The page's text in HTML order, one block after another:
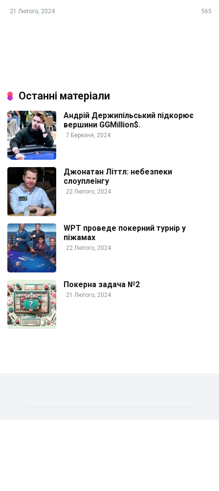
21 Лютого, 2024 565
Останні матеріали
Андрій Держипільський підкорює
вершини GGMillion$.
7 Березня, 2024
Джонатан Літтл: небезпеки
слоуплеінгу
22 Лютого, 2024
WPT проведе покерний турнір у
піжамах
22 Лютого, 2024
Покерна задача №2
21 Лютого, 2024